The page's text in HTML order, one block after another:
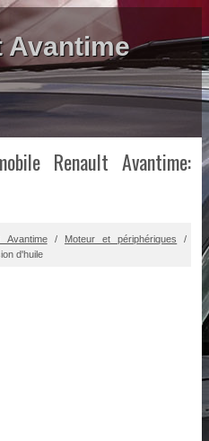
Avantime
Renault Avantime:
Avantime/ Moteur et périphériques
/
d'huile